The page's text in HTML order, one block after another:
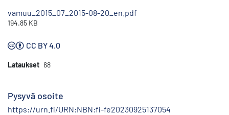
vamuu_2015_07_2015-08-20_en.pdf
194.85 KB
CC BY 4.0
Lataukset 68
Pysyvä osoite
https://urn.fi/URN:NBN:fi-fe20230925137054